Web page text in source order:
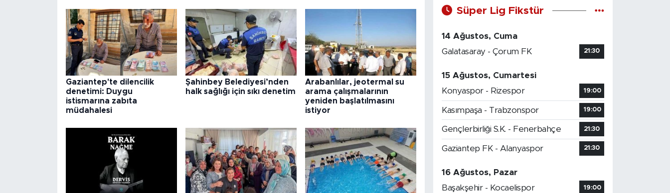
Gaziantep'te dilencilik
denetimi: Duygu
istismarına zabıta
müdahalesi
Şahinbey Belediyesi’nden
halk sağlığı için sıkı denetim
Arabanlılar, jeotermal su
arama çalışmalarının
yeniden başlatılmasını
istiyor
Süper Lig Fikstür
14 Ağustos, Cuma
Galatasaray - Çorum FK
21:30
15 Ağustos, Cumartesi
Konyaspor - Rizespor
19:00
Kasımpaşa - Trabzonspor 19:00
Gençlerbirliği S.K. - Fenerbahçe 21:30
Gaziantep FK - Alanyaspor 21:30
16 Ağustos, Pazar
Başakşehir - Kocaelispor
19:00